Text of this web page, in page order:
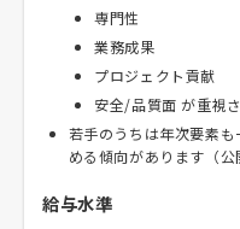
専門性
業務成果
プロジェクト貢献
安全/品質面 が重視
若手のうちは年次要素
める傾向があります（公
給与水準